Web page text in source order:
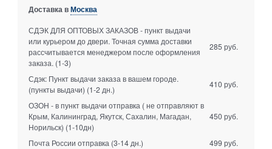
Доставка вМосква
СДЭК ДЛЯ ОПТОВЫХ ЗАКАЗОВ - пункт выдачи
или курьером до двери. Точная сумма доставки
рассчитывается менеджером после оформления
заказа. (1-3)
285 руб.
Сдэк: Пункт выдачи заказа в вашем городе.
(пункты выдачи) (1-2 дн.)
410 руб.
ОЗОН - в пункт выдачи отправка ( не отправляют в
Крым, Калининград, Якутск, Сахалин, Магадан,
Норильск) (1-10дн)
450 руб.
Почта России отправка (3-14 дн.)
499 руб.